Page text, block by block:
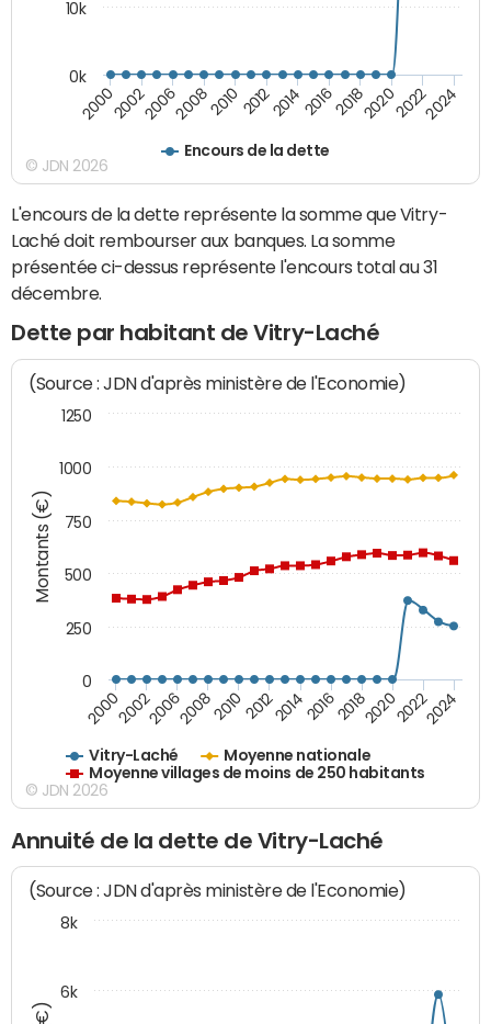
Encours de la dette
20002002200620082010 2012201420162018202020222024
0k
10k
© JDN 2026
L'encours de la dette représente la somme que Vitry-
Laché doit rembourser aux banques. La somme
présentée ci-dessus représente l'encours total au 31
décembre.
Dette par habitant de Vitry-Laché
Montants (€)
(Source : JDN d'après ministère de l'Economie)
Vitry-Laché
Moyenne nationale
Moyenne villages de moins de 250 habitants
200020022006200820102012201420162018202020222024
0
250
500
750
1000
1250
© JDN 2026
Annuité de la dette de Vitry-Laché
(Source : JDN d'après ministère de l'Economie)
6k
8k